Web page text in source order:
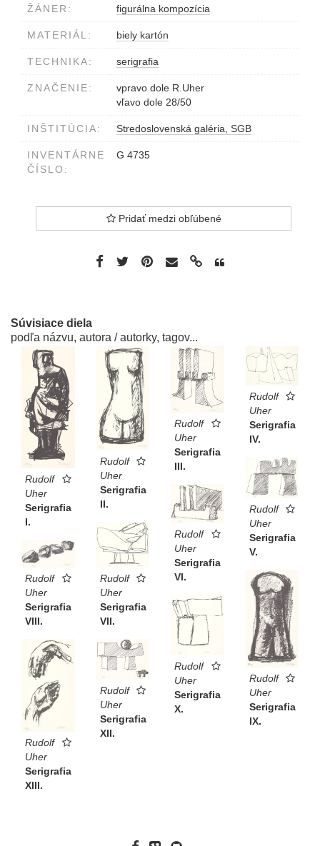
ŽÁNER: figurálna kompozícia
MATERIÁL: biely kartón
TECHNIKA: serigrafia
ZNAČENIE:
vpravo dole R.Uher
vľavo dole 28/50
INŠTITÚCIA: Stredoslovenská galéria, SGB
INVENTÁRNE
ČÍSLO:
G 4735
Pridať medzi obľúbené
Súvisiace diela
podľa názvu, autora / autorky, tagov...
Rudolf
Uher
Serigrafia
I.
Rudolf
Uher
Serigrafia
II.
Rudolf
Uher
Serigrafia
III.
Rudolf
Uher
Serigrafia
IV.
Rudolf
Uher
Serigrafia
V.
Rudolf
Uher
Serigrafia
VI.
Rudolf
Uher
Serigrafia
VII.
Rudolf
Uher
Serigrafia
VIII.
Rudolf
Uher
Serigrafia
IX.
Rudolf
Uher
Serigrafia
X.
Rudolf
Uher
Serigrafia
XII.
Rudolf
Uher
Serigrafia
XIII.